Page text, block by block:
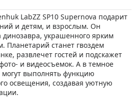
LabZZ SP10 Supernova подарит
и детям, и взрослым. Он
украшенного ярким
Планетарий станет гвоздем
развлечет гостей и подскажет
и видеосъемок. А в темное
выполнять функцию
освещения, создавая уютную